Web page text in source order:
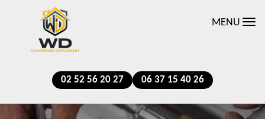
MENU
02 52 56 20 27 06 37 15 40 26